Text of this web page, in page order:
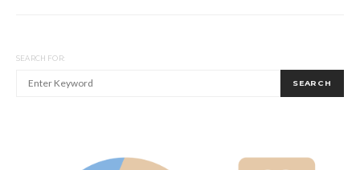
SEARCH FOR:
SEARCH